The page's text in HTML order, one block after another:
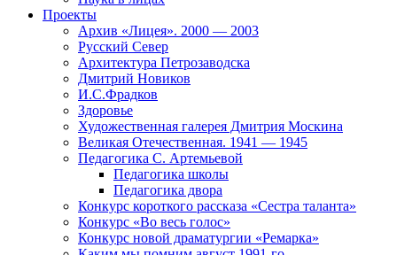
Проекты
Архив «Лицея». 2000 — 2003
Русский Север
Архитектура Петрозаводска
Дмитрий Новиков
И.С.Фрадков
Здоровье
Художественная галерея Дмитрия Москина
Великая Отечественная. 1941 — 1945
Педагогика С. Артемьевой
Педагогика школы
Педагогика двора
Конкурс короткого рассказа «Сестра таланта»
Конкурс «Во весь голос»
Конкурс новой драматургии «Ремарка»